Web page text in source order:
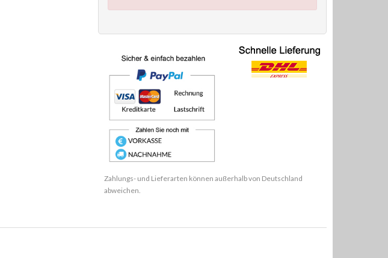
Zahlungs- und Lieferarten können außerhalb von Deutschland
abweichen.